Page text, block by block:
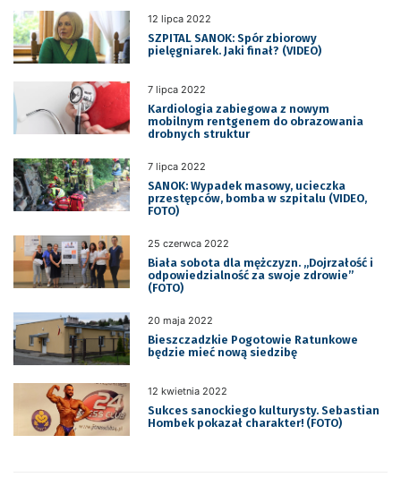
12 lipca 2022
SZPITAL SANOK: Spór zbiorowy
pielęgniarek. Jaki finał? (VIDEO)
7 lipca 2022
Kardiologia zabiegowa z nowym
mobilnym rentgenem do obrazowania
drobnych struktur
7 lipca 2022
SANOK: Wypadek masowy, ucieczka
przestępców, bomba w szpitalu (VIDEO,
FOTO)
25 czerwca 2022
Biała sobota dla mężczyzn. „Dojrzałość i
odpowiedzialność za swoje zdrowie”
(FOTO)
20 maja 2022
Bieszczadzkie Pogotowie Ratunkowe
będzie mieć nową siedzibę
12 kwietnia 2022
Sukces sanockiego kulturysty. Sebastian
Hombek pokazał charakter! (FOTO)